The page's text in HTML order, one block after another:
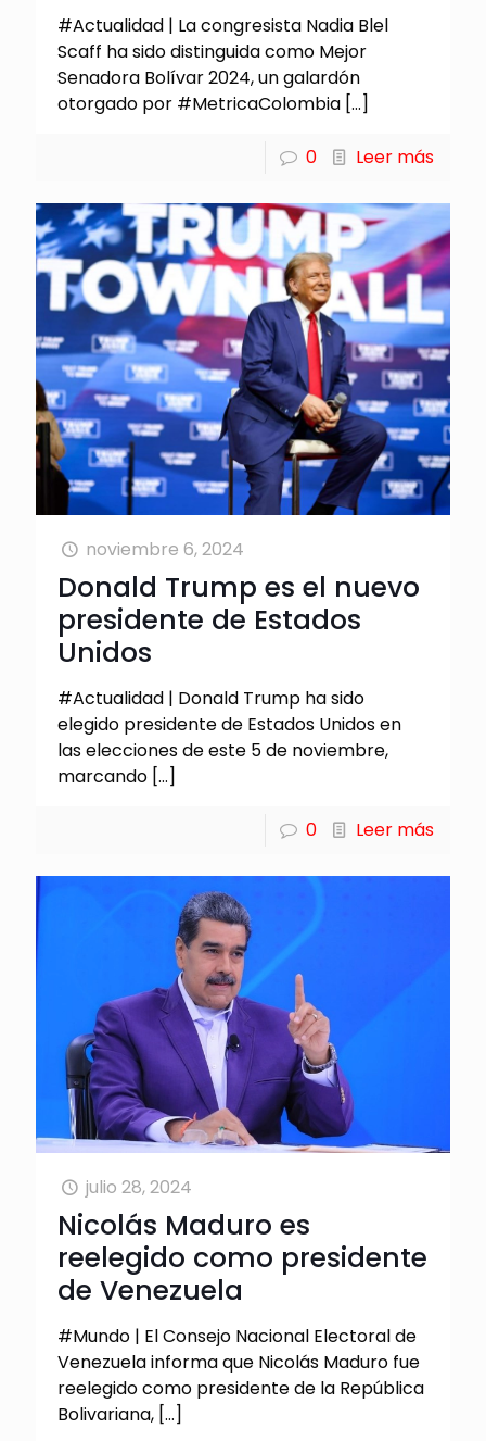
#Actualidad | La congresista Nadia Blel
Scaff ha sido distinguida como Mejor
Senadora Bolívar 2024, un galardón
otorgado por #MetricaColombia […]
0 Leer más
noviembre 6, 2024
Donald Trump es el nuevo
presidente de Estados
Unidos
#Actualidad | Donald Trump ha sido
elegido presidente de Estados Unidos en
las elecciones de este 5 de noviembre,
marcando […]
0 Leer más
julio 28, 2024
Nicolás Maduro es
reelegido como presidente
de Venezuela
#Mundo | El Consejo Nacional Electoral de
Venezuela informa que Nicolás Maduro fue
reelegido como presidente de la República
Bolivariana, […]